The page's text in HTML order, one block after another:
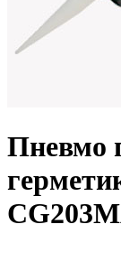
Пневмо